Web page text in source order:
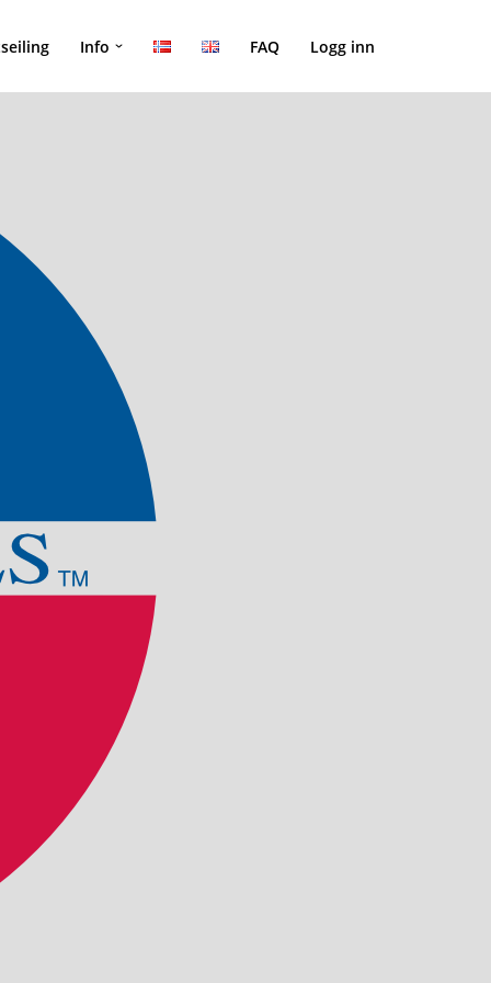
Info FAQ Logg inn